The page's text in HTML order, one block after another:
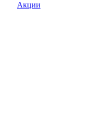
Акции